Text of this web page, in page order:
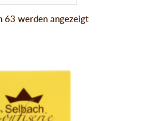
63 werden angezeigtNach